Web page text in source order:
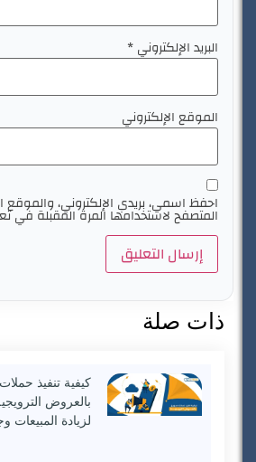
البريد الإلكتروني*
الموقع الإلكتروني
احفظ اسمي، بريدي الإلكتروني، والموقع
المتصفح لاستخدامها المرة المقبلة في
ذات صلة
كيفية تنفيذ حملات
بالعروض
لزيادة المبيعات